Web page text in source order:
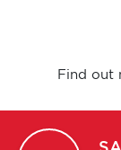
Find out